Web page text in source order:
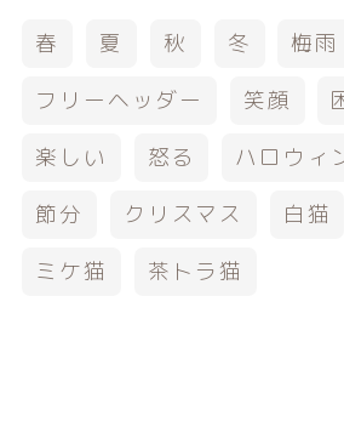
春 夏 秋 冬
梅雨
フリーヘッダー
笑顔
楽しい
怒る ハロウィ
節分
クリスマス 白猫
ミケ猫
茶トラ猫